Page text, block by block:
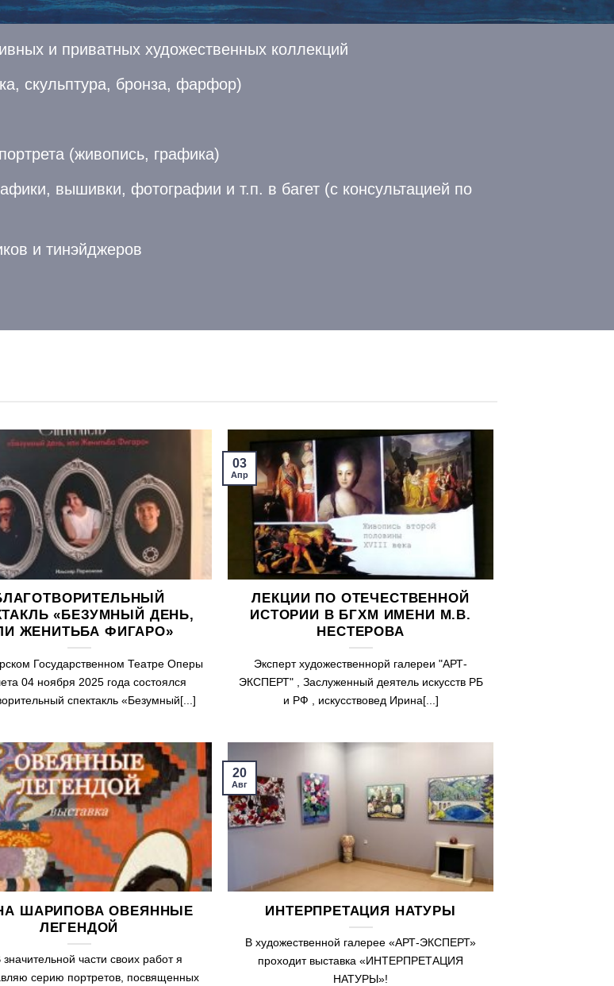
и приватных художественных коллекций
скульптура, бронза, фарфор)
(живопись, графика)
вышивки, фотографии и т.п. в багет (с консультацией по
и тинэйджеров
«БЕЗУМНЫЙ ДЕНЬ,
ЖЕНИТЬБА ФИГАРО»
Государственном Театре Оперы
04 ноября 2025 года состоялся
спектакль «Безумный[...]
ЛЕКЦИИ ПО ОТЕЧЕСТВЕННОЙ
ИСТОРИИ В БГХМ ИМЕНИ М.В.
НЕСТЕРОВА
Эксперт художественнорй галереи "АРТ-
ЭКСПЕРТ" , Заслуженный деятель искусств РБ
и РФ , искусствовед Ирина[...]
03
Апр
ШАРИПОВА ОВЕЯННЫЕ
ЛЕГЕНДОЙ
части своих работ я
серию портретов, посвященных
ИНТЕРПРЕТАЦИЯ НАТУРЫ
В художественной галерее «АРТ-ЭКСПЕРТ»
проходит выставка «ИНТЕРПРЕТАЦИЯ
НАТУРЫ»!
20
Авг